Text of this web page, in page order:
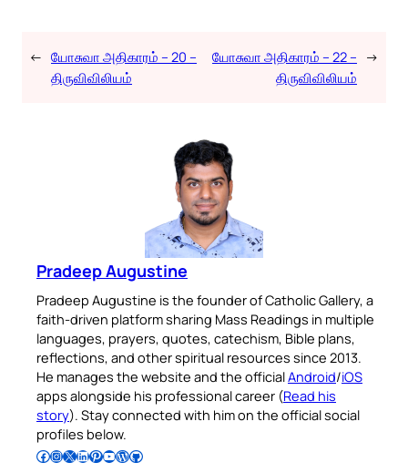
← யோசுவா அதிகாரம் – 20 –
திருவிவிலியம்
யோசுவா அதிகாரம் – 22 –
திருவிவிலியம்
→
Pradeep Augustine
Pradeep Augustine is the founder of Catholic Gallery, a
faith-driven platform sharing Mass Readings in multiple
languages, prayers, quotes, catechism, Bible plans,
reflections, and other spiritual resources since 2013.
He manages the website and the officialAndroid/iOS
apps alongside his professional career (Read his
story). Stay connected with him on the official social
profiles below.
Follow Pradeep on Facebook Follow Pradeep on InstagramFollow Pradeep on X Follow Pradeep on LinkedIn Follow Pradeep on Pinterest Subscribe to Pradeep’s Youtube Channel Follow Pradeep on WordPress Follow Pradeep on GitHub